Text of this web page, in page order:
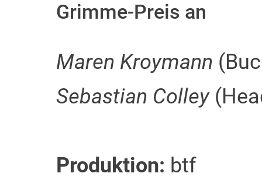
Grimme-Preis an
Maren Kroymann
Sebastian Colley
Produktion: btf